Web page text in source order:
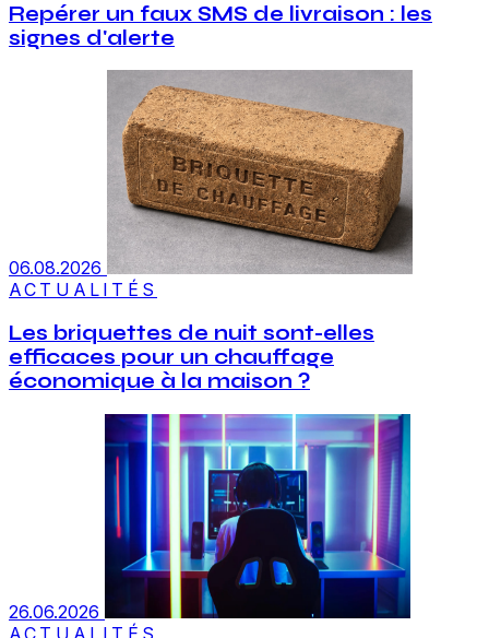
Repérer un faux SMS de livraison : les
signes d'alerte
06.08.2026
ACTUALITÉS
Les briquettes de nuit sont-elles
efficaces pour un chauffage
économique à la maison ?
26.06.2026
ACTUALITÉS